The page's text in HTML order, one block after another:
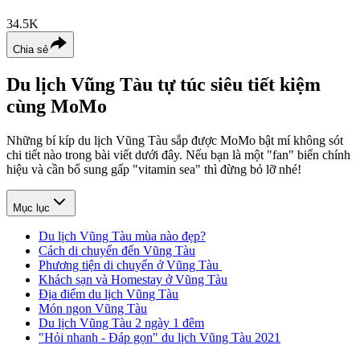
34.5K
Chia sẻ
Du lịch Vũng Tàu tự túc siêu tiết kiệm
cùng MoMo
Những bí kíp du lịch Vũng Tàu sắp được MoMo bật mí không sót
chi tiết nào trong bài viết dưới đây. Nếu bạn là một "fan" biển chính
hiệu và cần bổ sung gấp "vitamin sea" thì đừng bỏ lỡ nhé!
Mục lục
Du lịch Vũng Tàu mùa nào đẹp?
Cách di chuyển đến Vũng Tàu
Phương tiện di chuyển ở Vũng Tàu
Khách sạn và Homestay ở Vũng Tàu
Địa điểm du lịch Vũng Tàu
Món ngon Vũng Tàu
Du lịch Vũng Tàu 2 ngày 1 đêm
"Hỏi nhanh - Đáp gọn" du lịch Vũng Tàu 2021